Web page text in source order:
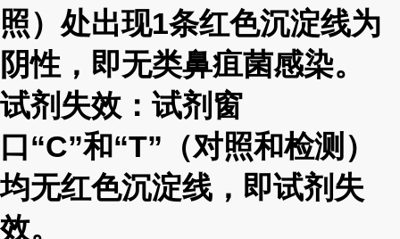
照）处出现1条红色沉淀线为
阴性，即无类鼻疽菌感染。
试剂失效：试剂窗
口“C”和“T” （对照和检测）
均无红色沉淀线，即试剂失
效。